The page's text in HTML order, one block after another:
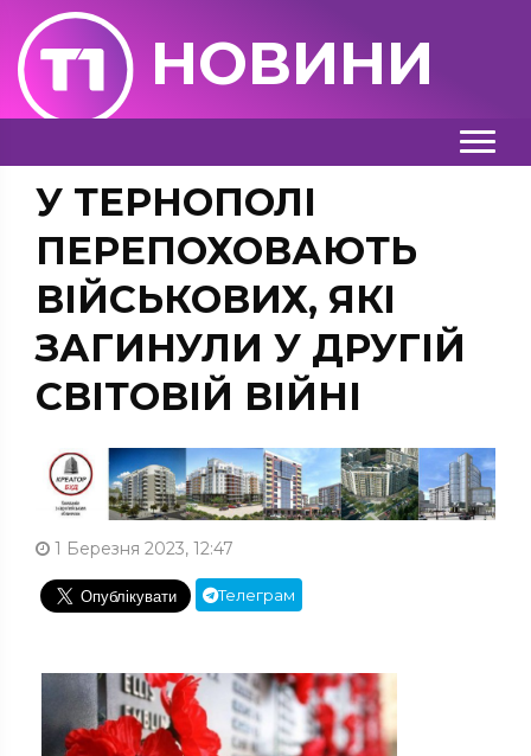
НОВИНИ
У ТЕРНОПОЛІ
ПЕРЕПОХОВАЮТЬ
ВІЙСЬКОВИХ, ЯКІ
ЗАГИНУЛИ У ДРУГІЙ
СВІТОВІЙ ВІЙНІ
1 Березня 2023, 12:47
Телеграм